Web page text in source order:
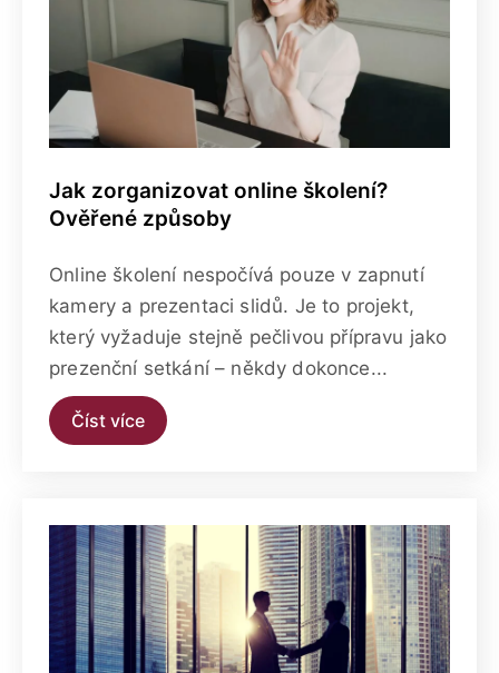
Jak zorganizovat online školení?
Ověřené způsoby
Online školení nespočívá pouze v zapnutí
kamery a prezentaci slidů. Je to projekt,
který vyžaduje stejně pečlivou přípravu jako
prezenční setkání – někdy dokonce...
Číst více